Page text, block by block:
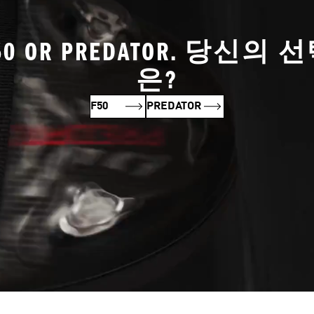
OR PREDATOR. 당신의
은?
F50 PREDATOR